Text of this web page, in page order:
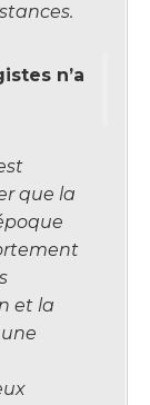
n’a
que la
et la